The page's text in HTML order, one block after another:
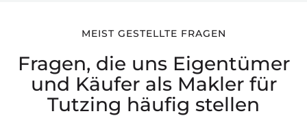
MEIST GESTELLTE FRAGEN
Fragen, die uns Eigentümer
und Käufer als Makler für
Tutzing häufig stellen